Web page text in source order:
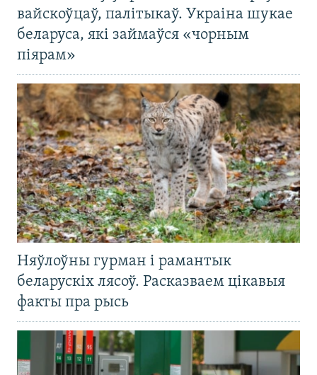
вайскоўцаў, палітыкаў. Украіна шукае
беларуса, які займаўся «чорным
піярам»
Няўлоўны гурман і рамантык
беларускіх лясоў. Расказваем цікавыя
факты пра рысь